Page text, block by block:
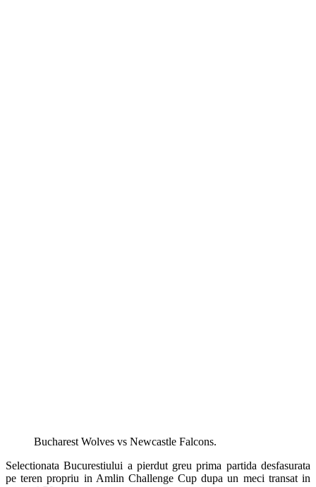
Bucharest Wolves vs Newcastle Falcons.
Selectionata Bucurestiului a pierdut greu prima partida desfasurata
pe teren propriu in Amlin Challenge Cup dupa un meci transat in